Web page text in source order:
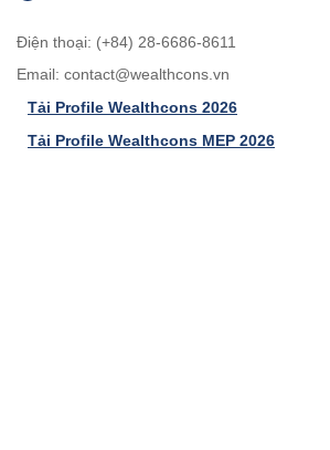
Điện thoại: (+84) 28-6686-8611
Email: contact@wealthcons.vn
Tải Profile Wealthcons 2026
Tải Profile Wealthcons MEP 2026